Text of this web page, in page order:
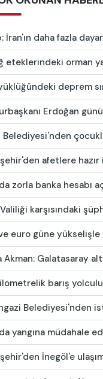
İran'ın daha fazla
eteklerindeki orman
deprem
Erdoğan
Belediyesi'nden
afetlere hazır
zorla banka hesabı
karşısındaki
euro güne yükselişle
Akman: Galatasaray
barış
Belediyesi'nden
yangına müdahale
İnegöl'e